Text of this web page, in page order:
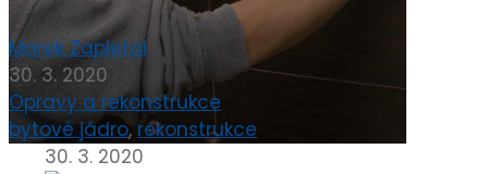
Marek Zapletal
30. 3. 2020
Opravy a rekonstrukce
bytové jádro, rekonstrukce
30. 3. 2020